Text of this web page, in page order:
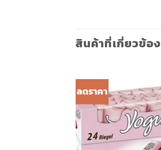
สินค้าที่เกี่ยวข้อง
ลดราคา